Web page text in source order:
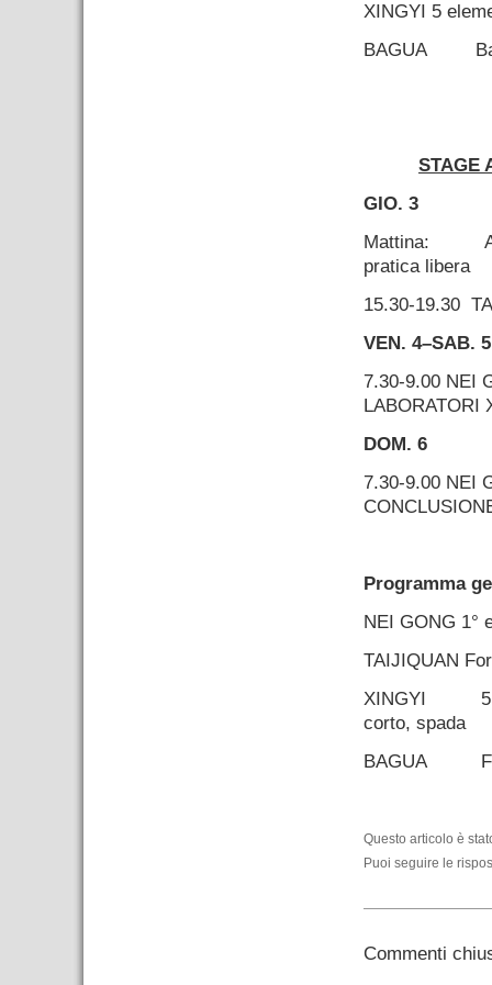
XINGYI 5
BAGUA
STAGE
GIO. 3
Mattina:
pratica libera
15.30-19.30
VEN. 4–SAB. 5
7.30-9.00 NEI
LABORATORI
DOM. 6
7.30-9.00 NEI
Programma
NEI GONG 1°
TAIJIQUAN
XINGYI
corto, spada
BAGUA
Questo articolo è
Puoi seguire le
Commenti